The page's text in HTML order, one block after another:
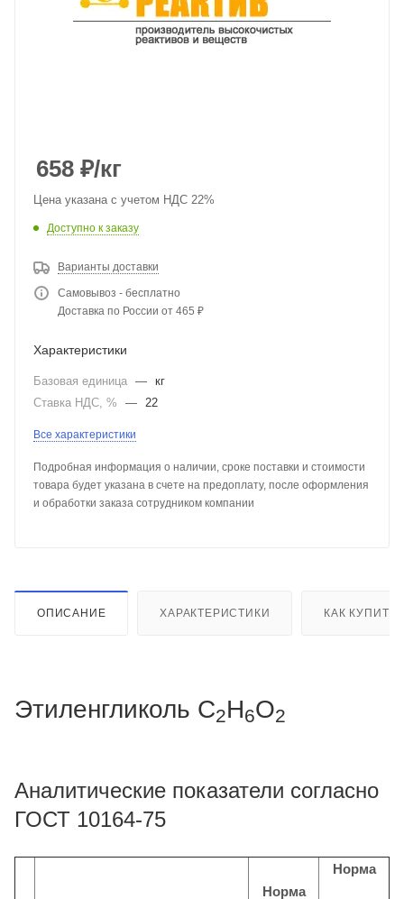
658 ₽/кг
Цена указана с учетом НДС 22%
Доступно к заказу
Варианты доставки
Самовывоз - бесплатно
Доставка по России от 465 ₽
Характеристики
Базовая единица — кг
Ставка НДС, %
— 22
Все характеристики
Подробная информация о наличии, сроке поставки и стоимости
товара будет указана в счете на предоплату, после оформления
и обработки заказа сотрудником компании
ОПИСАНИЕ ХАРАКТЕРИСТИКИ КАК КУПИТЬ
Этиленгликоль С2Н6О2
Аналитические показатели согласно
ГОСТ 10164-75
Норма
Норма